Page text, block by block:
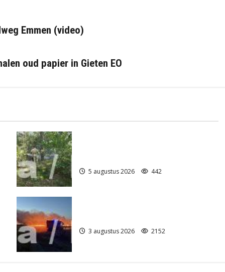
Emmen (video)
oud papier in Gieten EO
5 augustus 2026 442
3 augustus 2026 2152